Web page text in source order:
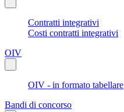
Contratti integrativi
Costi contratti integrativi
OIV
OIV - in formato tabellare
Bandi di concorso